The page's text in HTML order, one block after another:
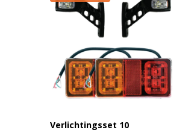
Verlichtingsset 10